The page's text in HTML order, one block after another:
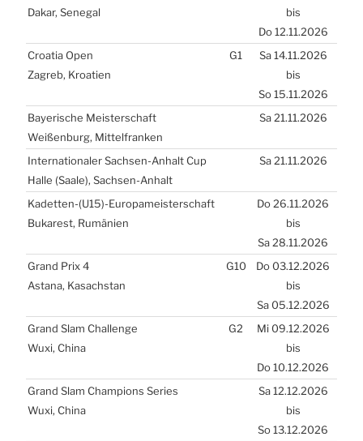
Dakar, Sene­gal
bis
Do 12.11.2026
Croa­tia Open
Zagreb, Kroa­ti­en
G1
Sa 14.11.2026
bis
So 15.11.2026
Baye­ri­sche Meis­ter­schaft
Wei­ßen­burg, Mit­tel­fran­ken
Sa 21.11.2026
Inter­na­tio­na­ler Sach­sen-Anhalt Cup
Hal­le (Saa­le), Sach­sen-Anhalt
Sa 21.11.2026
Kadetten-(U15)-Europameisterschaft
Buka­rest, Rumä­ni­en
Do 26.11.2026
bis
Sa 28.11.2026
Grand Prix 4
Asta­na, Kasach­stan
G10
Do 03.12.2026
bis
Sa 05.12.2026
Grand Slam Chal­len­ge
Wuxi, Chi­na
G2
Mi 09.12.2026
bis
Do 10.12.2026
Grand Slam Cham­pions Seri­es
Wuxi, Chi­na
Sa 12.12.2026
bis
So 13.12.2026